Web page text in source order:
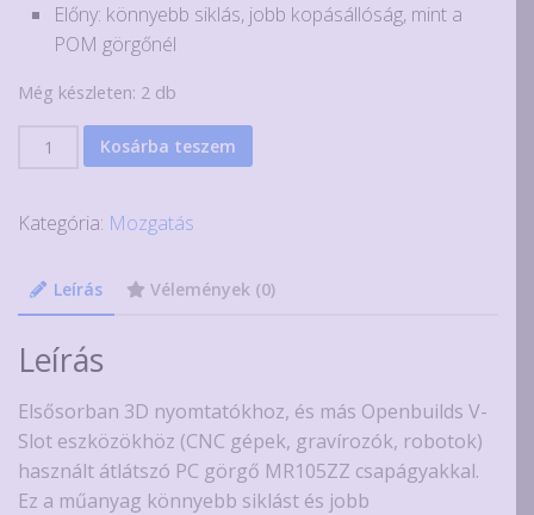
Előny: könnyebb siklás, jobb kopásállóság, mint a
POM görgőnél
Még készleten: 2 db
polikarbonát
mennyiség
Kosárba teszem
Kategória: Mozgatás
Leírás Vélemények (0)
Leírás
Elsősorban 3D nyomtatókhoz, és más Openbuilds V-
Slot eszközökhöz (CNC gépek, gravírozók, robotok)
használt átlátszó PC görgő MR105ZZ csapágyakkal.
Ez a műanyag könnyebb siklást és jobb